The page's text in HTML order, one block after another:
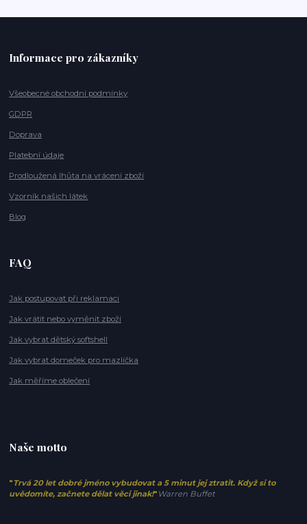
Informace pro zákazníky
Všeobecné obchodní podmínky
GDPR
Doprava
Platební údaje
Prodloužená lhůta na vrácení zboží
Vzorník našich látek
Blog
FAQ
Jak postupovat při reklamaci
Jak vrátit nebo vyměnit zboží
Jak vybrat dětský softshell
Jak vybrat domeček pro mazlíčka
Jak měříme oblečení
Naše motto
" Trvá 20 let dobré jméno vybudovat a 5 minut jej ztratit. Když si to
uvědomíte, začnete dělat věci jinak!" Warren Buffet